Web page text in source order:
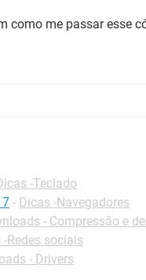
como me passar esse
-Teclado
7 - Dicas -Navegadores
- Compressão e
-Redes sociais
- Drivers